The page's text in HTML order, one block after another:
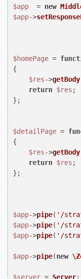
$app
  =
new
$app->
$homePage =
{
$res->getBody
return $res ;
};
$detailPage =
{
$res->getBody
return $res ;
};
$app->pipe( '/
$app->pipe( '/
$app->pipe( '/
$app->pipe(new
$server = Server